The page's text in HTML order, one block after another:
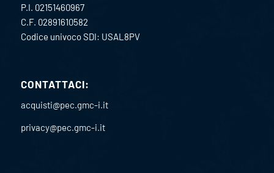
P.I. 02151460967
C.F. 02891610582
Codice univoco SDI: USAL8PV
CONTATTACI:
acquisti@pec.gmc-i.it
privacy@pec.gmc-i.it